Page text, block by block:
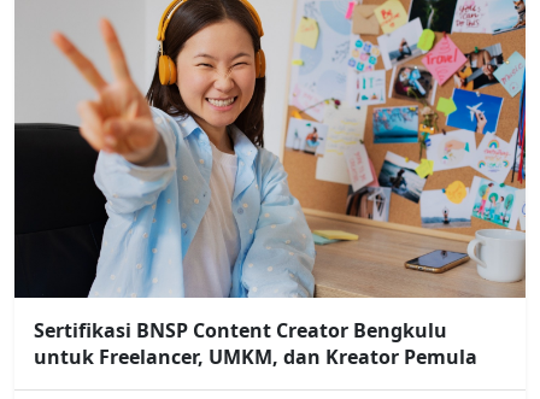
Sertifikasi BNSP Content Creator Bengkulu
untuk Freelancer, UMKM, dan Kreator Pemula